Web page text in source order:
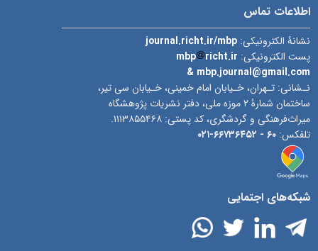
اطلاعات تماس
نشانۀ الکترونیکی:journal.richt.ir/mbp
پست الکترونیکی:
mbp
richt.ir
& mbp.journal@gmail.com
نـشانی: تـهران، خـیابان امام خمینی، خـیابان سی تیر،
ساختمان شمارۀ ۲ موزه ملی، دفتر نشریات پژوهشگاه
میراث‌فرهنگی و گردشگری، کد پستی: ۱۱۱۳۸۵۵۴۶۸.
تلفکس:۶۰ - ۶۶۷۳۶۴۵۲-۰۲۱
شبکه‌های اجتمایی